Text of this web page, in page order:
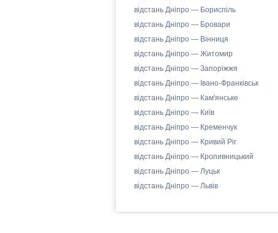
відстань Дніпро — Бориспіль
відстань Дніпро — Бровари
відстань Дніпро — Вінниця
відстань Дніпро — Житомир
відстань Дніпро — Запоріжжя
відстань Дніпро — Івано-Франківськ
відстань Дніпро — Кам'янське
відстань Дніпро — Київ
відстань Дніпро — Кременчук
відстань Дніпро — Кривий Ріг
відстань Дніпро — Кропивницький
відстань Дніпро — Луцьк
відстань Дніпро — Львів